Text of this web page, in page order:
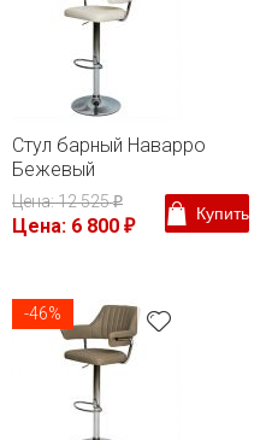
Стул барный Наварро
Бежевый
Цена: 12 525₽
Цена: 6 800 ₽
Купить
-46%